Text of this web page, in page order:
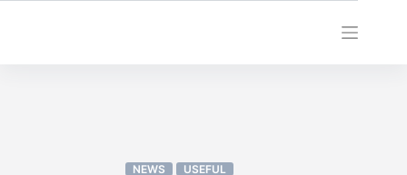
NEWS USEFUL